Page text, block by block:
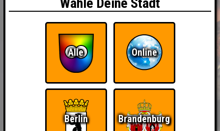
HIGHSCORE RESERVIERUNG
Wähle Deine Stadt
Alle Online
Berlin Brandenburg